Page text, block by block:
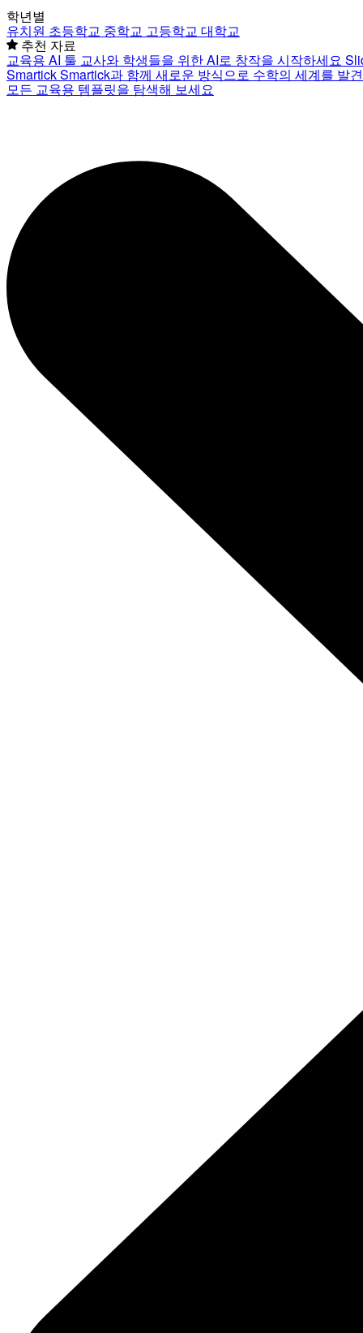
학년별
유치원 초등학교 중학교 고등학교 대학교
추천 자료
교육용 AI 툴 교사와 학생들을 위한 AI로 창작을 시작하세요
SmartickSmartick과 함께 새로운 방식으로 수학의 세계를 발
모든 교육용 템플릿을 탐색해 보세요